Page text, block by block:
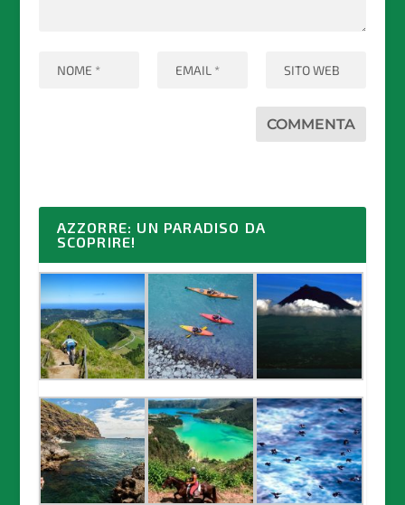
AZZORRE: UN PARADISO DA
SCOPRIRE!